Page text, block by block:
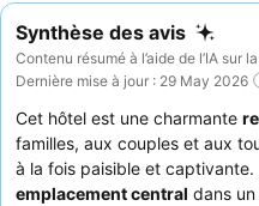
Synthèse des avis
Contenu résumé à l’aide de l’IA sur
Dernière mise à jour : 29 May 2026
Cet hôtel est une charmante
familles, aux couples et aux
à la fois paisible et
emplacement central dans